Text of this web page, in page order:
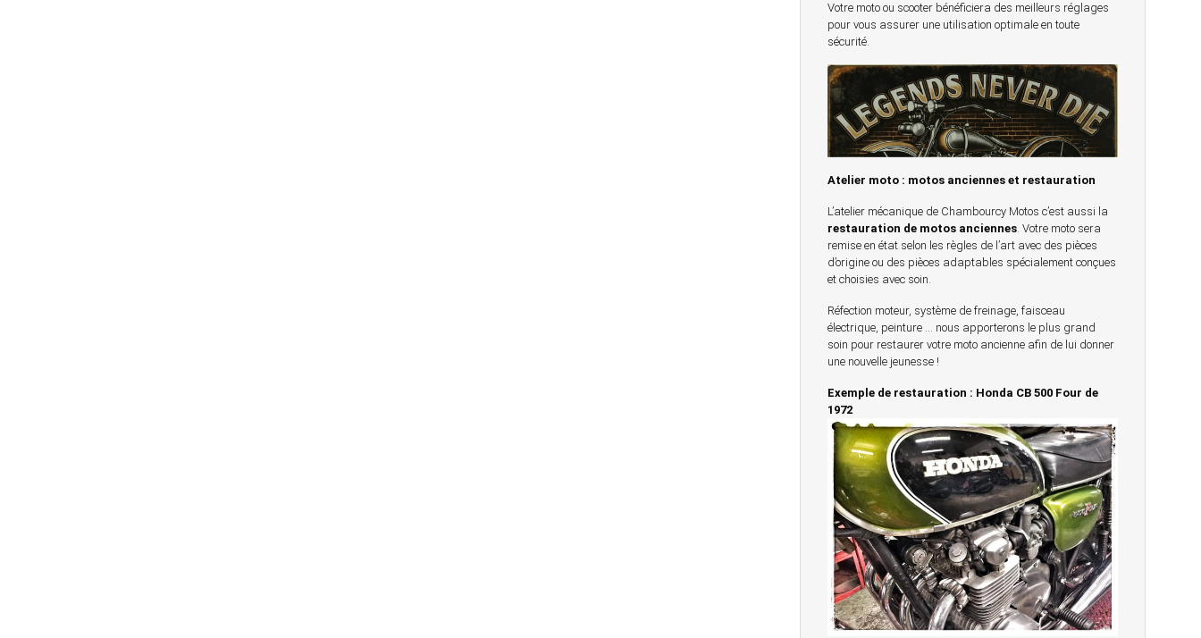
Votre moto ou scooter bénéficiera des meilleurs réglages
pour vous assurer une utilisation optimale en toute
sécurité.
Atelier moto : motos anciennes et restauration
L’atelier mécanique de Chambourcy Motos c’est aussi la
restauration de motos anciennes. Votre moto sera
remise en état selon les règles de l’art avec des pièces
d’origine ou des pièces adaptables spécialement conçues
et choisies avec soin.
Réfection moteur, système de freinage, faisceau
électrique, peinture … nous apporterons le plus grand
soin pour restaurer votre moto ancienne afin de lui donner
une nouvelle jeunesse !
Exemple de restauration : Honda CB 500 Four de
1972